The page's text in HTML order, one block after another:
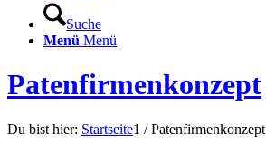
Suche
Menü Menü
Patenfirmenkonzept
Du bist hier: Startseite1 / Patenfirmenkonzept